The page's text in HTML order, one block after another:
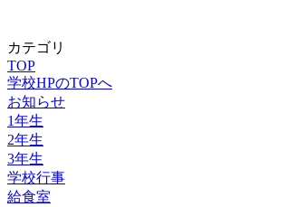
カテゴリ
TOP
学校HPのTOPへ
お知らせ
1年生
2年生
3年生
学校行事
給食室